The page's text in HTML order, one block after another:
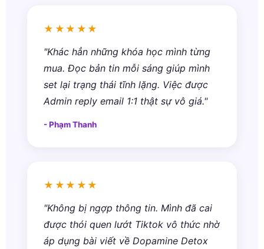
★★★★★
"Khác hẳn những khóa học mình từng
mua. Đọc bản tin mỗi sáng giúp mình
set lại trạng thái tĩnh lặng. Việc được
Admin reply email 1:1 thật sự vô giá."
- Phạm Thanh
★★★★★
"Không bị ngợp thông tin. Mình đã cai
được thói quen lướt Tiktok vô thức nhờ
áp dụng bài viết về Dopamine Detox